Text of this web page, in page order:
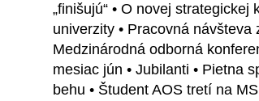
„finišujú“ • O novej
univerzity • Pracovná návšteva
Medzinárodná odborná
mesiac jún • Jubilanti • Pietna
behu • Študent AOS tretí na